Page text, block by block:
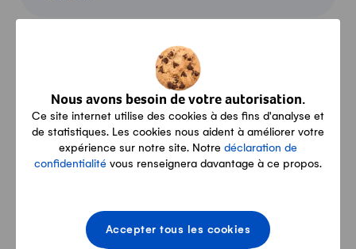
Nous avons besoin de votre autorisation.
Ce site internet utilise des cookies à des fins d'analyse et
de statistiques. Les cookies nous aident à améliorer votre
expérience sur notre site. Notre déclaration de
confidentialité vous renseignera davantage à ce propos.
Accepter tous les cookies
Livraison, paiement, retour: toutes les
informations